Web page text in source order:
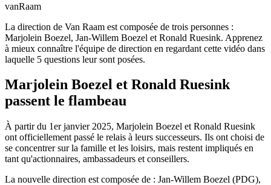
vanRaam
La direction de Van Raam est composée de trois personnes :
Marjolein Boezel, Jan-Willem Boezel et Ronald Ruesink. Apprenez
à mieux connaître l'équipe de direction en regardant cette vidéo dans
laquelle 5 questions leur sont posées.​
Marjolein Boezel et Ronald Ruesink
passent le flambeau
À partir du 1er janvier 2025, Marjolein Boezel et Ronald Ruesink
ont officiellement passé le relais à leurs successeurs. Ils ont choisi de
se concentrer sur la famille et les loisirs, mais restent impliqués en
tant qu'actionnaires, ambassadeurs et conseillers.
La nouvelle direction est composée de : Jan-Willem Boezel (PDG),